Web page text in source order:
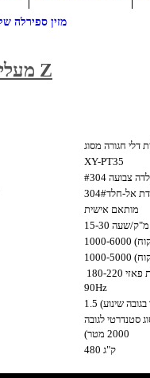
מזין ספירלה
מעלית דלי חגורה מסוג Z
XY-PT35
פלדה צבועה
אל-חלד
מותאם אישית
15-30 מ"ק/שעה
חד פאזי, דו פאזי או תלת פאזי 180-220V, תלת פאזי 350V-450V; 50-
90Hz
בגובה שינוע)
800 מ"מ * גובה 1000 מ"מ (סוג סטנדרטי לגובה
2000 מטר)
480 ק"ג